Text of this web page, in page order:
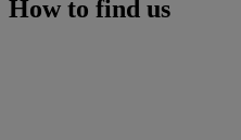
How to find us